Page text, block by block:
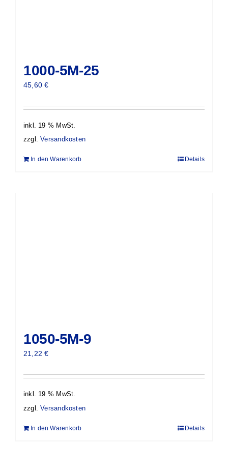
1000-5M-25
45,60€
inkl. 19 % MwSt.
zzgl.Versandkosten
In den Warenkorb Details
1050-5M-9
21,22€
inkl. 19 % MwSt.
zzgl.Versandkosten
In den Warenkorb Details